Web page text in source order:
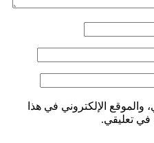
والموقع الإلكتروني في هذا
في تعليقي.